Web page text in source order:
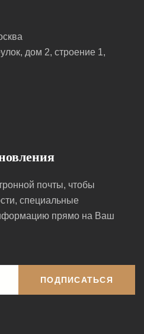
дом 2, строение 1,
почты, чтобы
специальные
прямо на Ваш
ПОДПИСАТЬСЯ